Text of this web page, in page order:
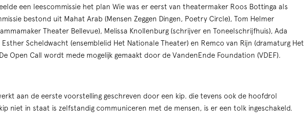
een leescommissie het plan Wie was er eerst van theatermaker Roos Bottinga als
bestond uit Mahat Arab (Mensen Zeggen Dingen, Poetry Circle), Tom Helmer
Theater Bellevue), Melissa Knollenburg (schrijver en Toneelschrijfhuis), Ada
Esther Scheldwacht (ensemblelid Het Nationale Theater) en Remco van Rijn (dramaturg Het
Open Call wordt mede mogelijk gemaakt door de VandenEnde Foundation (VDEF).
aan de eerste voorstelling geschreven door een kip. die tevens ook de hoofdrol
niet in staat is zelfstandig communiceren met de mensen, is er een tolk ingeschakeld.